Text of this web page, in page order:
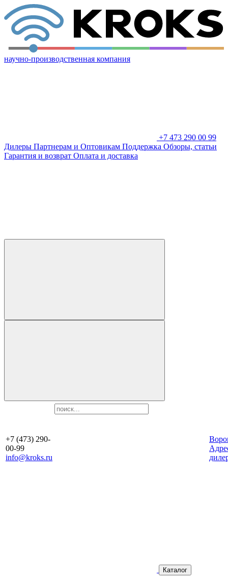
научно-производственная компания
+7 473 290 00 99
Дилеры Партнерам и Оптовикам Поддержка Обзоры, статьи
Гарантия и возврат Оплата и доставка
+7 (473) 290-
00-99
info@kroks.ru
Каталог